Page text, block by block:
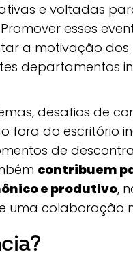
e voltadas
esses
a motivação dos
departamentos
desafios de
fora do escritório
de
contribuem
e produtivo,
uma colaboração